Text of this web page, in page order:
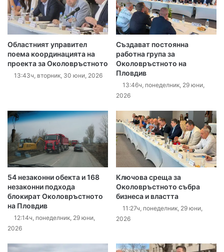
Областният управител
поема координацията на
проекта за Околовръстното
13:43ч, вторник, 30 юни, 2026
Създават постоянна
работна група за
Околовръстното на
Пловдив
13:46ч, понеделник, 29 юни,
2026
54 незаконни обекта и 168
незаконни подхода
блокират Околовръстното
на Пловдив
12:14ч, понеделник, 29 юни,
2026
Ключова среща за
Околовръстното събра
бизнеса и властта
11:27ч, понеделник, 29 юни,
2026